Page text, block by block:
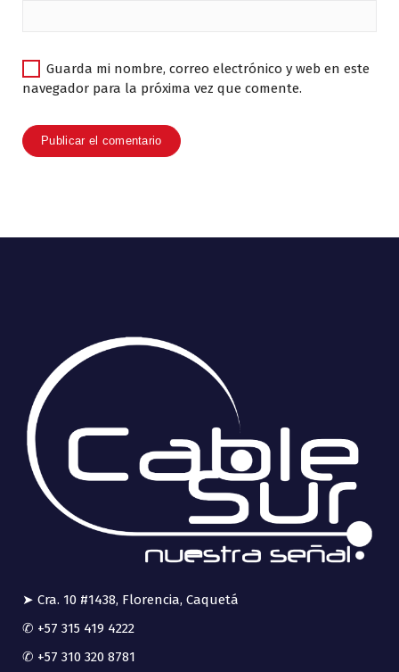
Guarda mi nombre, correo electrónico y web en este
navegador para la próxima vez que comente.
➤ Cra. 10 #1438, Florencia, Caquetá
✆ +57 315 419 4222
✆ +57 310 320 8781